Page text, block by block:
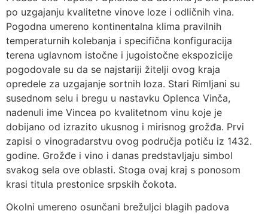
po uzgajanju kvalitetne vinove loze i odličnih vina.
Pogodna umereno kontinentalna klima pravilnih
temperaturnih kolebanja i specifična konfiguracija
terena uglavnom istočne i jugoistočne ekspozicije
pogodovale su da se najstariji žitelji ovog kraja
opredele za uzgajanje sortnih loza. Stari Rimljani su
susednom selu i bregu u nastavku Oplenca Vinča,
nadenuli ime Vincea po kvalitetnom vinu koje je
dobijano od izrazito ukusnog i mirisnog grožđa. Prvi
zapisi o vinogradarstvu ovog područja potiču iz 1432.
godine. Grožđe i vino i danas predstavljaju simbol
svakog sela ove oblasti. Stoga ovaj kraj s ponosom
krasi titula prestonice srpskih čokota.
Okolni umereno osunčani brežuljci blagih padova